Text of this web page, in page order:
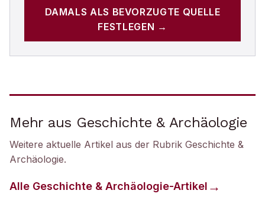
DAMALS ALS BEVORZUGTE QUELLE
FESTLEGEN →
Mehr aus Geschichte & Archäologie
Weitere aktuelle Artikel aus der Rubrik Geschichte &
Archäologie.
Alle Geschichte & Archäologie-Artikel